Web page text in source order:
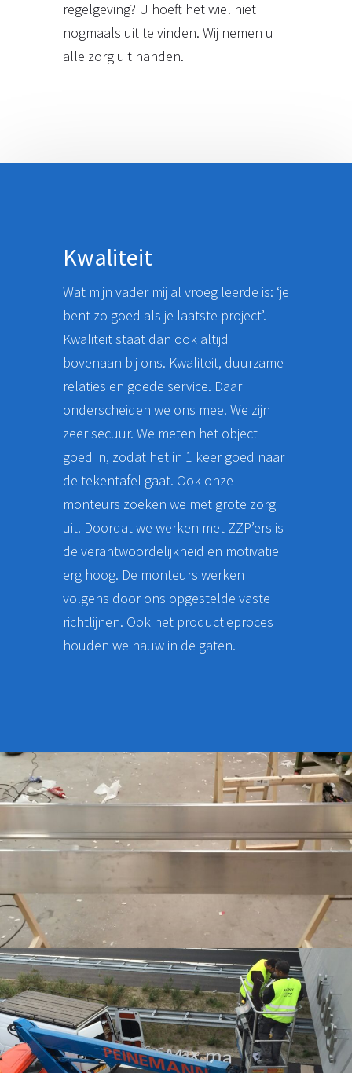
regelgeving? U hoeft het wiel niet
nogmaals uit te vinden. Wij nemen u
alle zorg uit handen.
Kwaliteit
Wat mijn vader mij al vroeg leerde is: ‘je
bent zo goed als je laatste project’.
Kwaliteit staat dan ook altijd
bovenaan bij ons. Kwaliteit, duurzame
relaties en goede service. Daar
onderscheiden we ons mee. We zijn
zeer secuur. We meten het object
goed in, zodat het in 1 keer goed naar
de tekentafel gaat. Ook onze
monteurs zoeken we met grote zorg
uit. Doordat we werken met ZZP’ers is
de verantwoordelijkheid en motivatie
erg hoog. De monteurs werken
volgens door ons opgestelde vaste
richtlijnen. Ook het productieproces
houden we nauw in de gaten.